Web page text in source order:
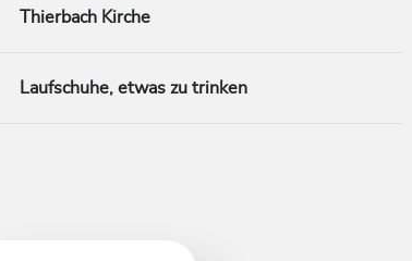
Thierbach Kirche
Laufschuhe, etwas zu trinken